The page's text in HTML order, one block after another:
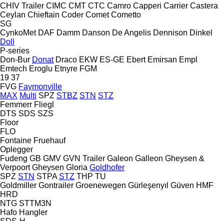
CHIV Trailer CIMC CMT CTC Camro Capperi Carrier Castera
Ceylan Chieftain Coder Comet Cometto
SG
CynkoMet DAF Damm Danson De Angelis Dennison Dinkel
Doll
P-series
Don-Bur Donat Draco EKW ES-GE Ebert Emirsan Empl
Emtech Eroglu Etnyre FGM
19 37
FVG Faymonville
MAX Multi SPZ STBZ STN STZ
Femmerr Fliegl
DTS SDS SZS
Floor
FLO
Fontaine Fruehauf
Oplegger
Fudeng GB GMV GVN Trailer Galeon Galleon Gheysen &
Verpoort Gheysen Gloria Goldhofer
SPZ STN STPA STZ THP TU
Goldmiller Gontrailer Groenewegen Gürleşenyıl Güven HMF
HRD
NTG STTM3N
Hafo Hangler